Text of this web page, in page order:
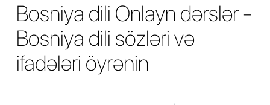
Bosniya dili Onlayn dərslər -
Bosniya dili sözləri və
ifadələri öyrənin